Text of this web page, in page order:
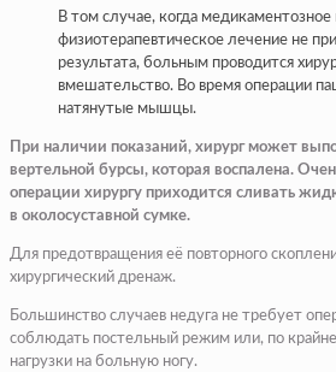
В том случае, когда медикаментозное
физиотерапевтическое лечение не
результата, больным проводится
вмешательство. Во время операции
натянутые мышцы.
При наличии показаний, хирург может
вертельной бурсы, которая воспалена.
операции хирургу приходится сливать
в околосуставной сумке.
Для предотвращения её повторного
хирургический дренаж.
Большинство случаев недуга не требует
соблюдать постельный режим или, по
нагрузки на больную ногу.